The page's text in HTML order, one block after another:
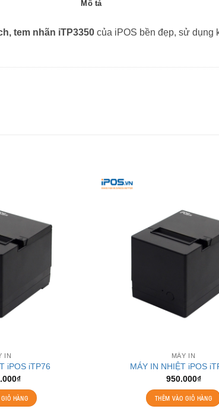
Mô tả
tem nhãn iTP3350 của iPOS bền đẹp, sử dụng
IN
iPOS iTP76
₫
HÀNG
MÁY IN
MÁY IN NHIỆT iPOS
950.000₫
THÊM VÀO GIỎ HÀNG